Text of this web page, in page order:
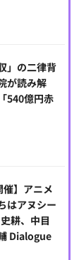
」の二律背
が読み解
540億円赤
催】アニメ
はアヌシー
耕、中目
Dialogue